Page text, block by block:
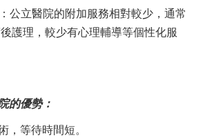
公立醫院的附加服務相對較少，通常
護理，較少有心理輔導等個性化服
的優勢：
，等待時間短。